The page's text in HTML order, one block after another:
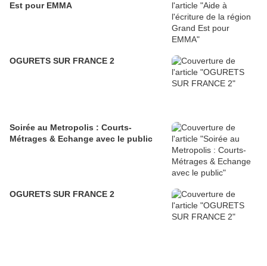
Est pour EMMA
OGURETS SUR FRANCE 2
Soirée au Metropolis : Courts-
Métrages & Echange avec le public
OGURETS SUR FRANCE 2